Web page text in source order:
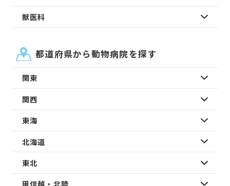
獣医科
都道府県から動物病院を探す
関東
関西
東海
北海道
東北
甲信越・北陸